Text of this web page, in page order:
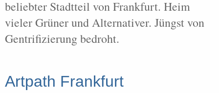
beliebter Stadtteil von Frankfurt. Heim
vieler Grüner und Alternativer. Jüngst von
Gentrifizierung bedroht.
Artpath Frankfurt